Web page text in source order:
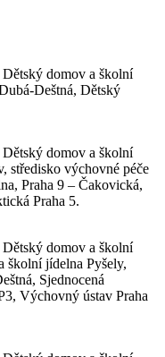
domov a školní
Deštná, Dětský
domov a školní
středisko výchovné péče
Praha 9 – Čakovická,
Praha 5.
domov a školní
školní jídelna Pyšely,
Sjednocená
Výchovný ústav Praha